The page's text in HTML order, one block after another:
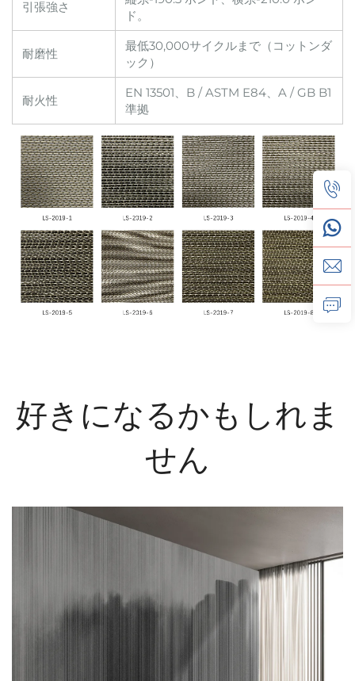
引張強さ
ド。
耐磨性
最低30,000サイクルまで（コットンダ
ック）
耐火性
EN 13501、B / ASTM E84、A / GB B1
準拠
好きになるかもしれま
せん